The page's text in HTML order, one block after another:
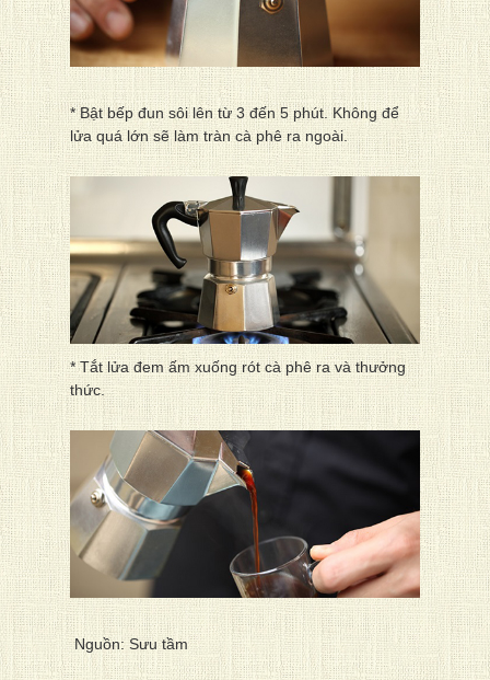
* Bật bếp đun sôi lên từ 3 đến 5 phút. Không để
lửa quá lớn sẽ làm tràn cà phê ra ngoài.
* Tắt lửa đem ấm xuống rót cà phê ra và thưởng
thức.
Nguồn: Sưu tầm